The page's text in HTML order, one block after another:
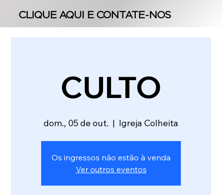
CLIQUE AQUI E CONTATE-NOS
CLIQUE AQUI E CONTATE-NOS
CULTO
dom., 05 de out.
  |
Igreja Colheita
Os ingressos não estão à venda
Ver outros eventos